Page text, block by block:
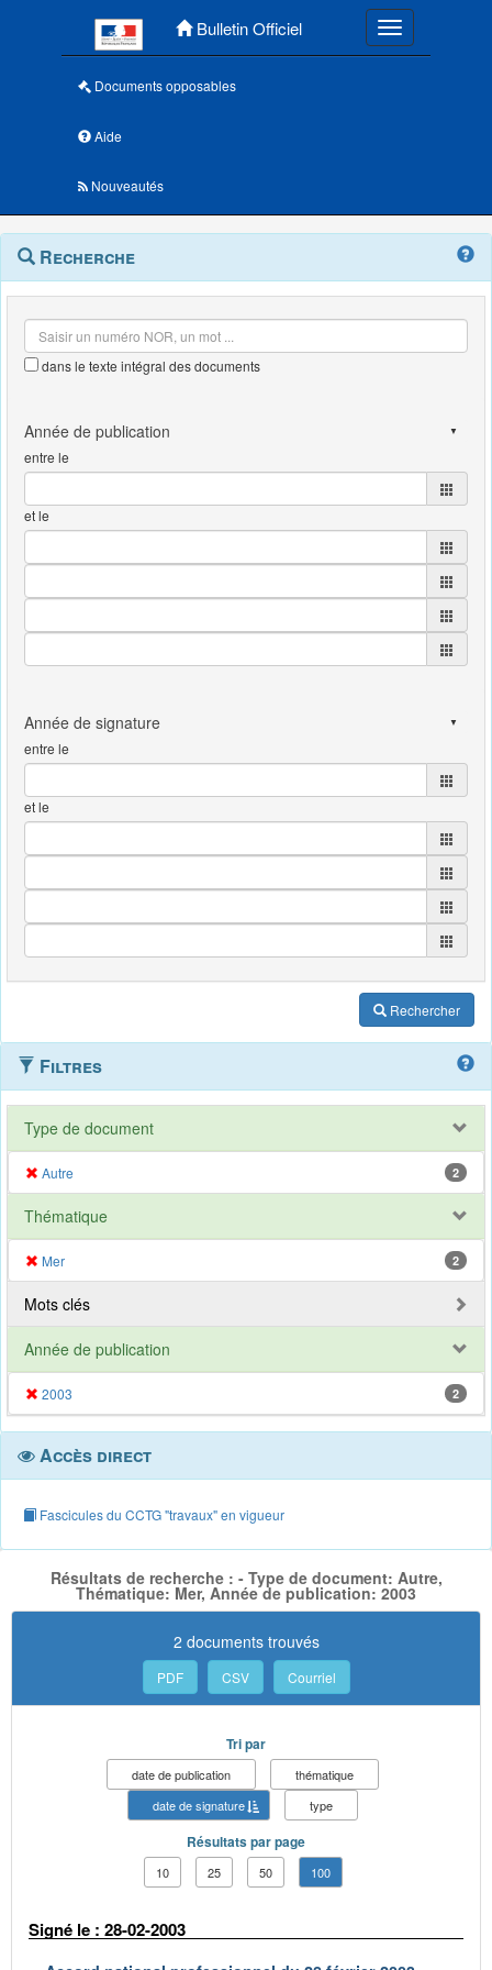
Bulletin Officiel Toggle
Documents opposables
Aide
Nouveautés
Navigation
outils
Menu
contextuel
Recherche
dans le texte intégral des documents
entre le
et le
entre le
et le
Rechercher
Filtres
Type de document
Autre 2
Thématique
Mer 2
Mots clés
Année de publication
2003 2
Accès direct
Fascicules du CCTG "travaux" en vigueur
Résultats de recherche : - Type de document: Autre,
Thématique: Mer, Année de publication: 2003
2 documents trouvés
PDF CSV Courriel
Tri par
date de publication
thématique
date de signature
type
Résultats par page
10 25 50 100
Signé le : 28-02-2003